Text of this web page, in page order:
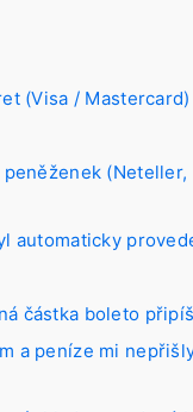
(Visa / Mastercard)
(Neteller,
automaticky
částka boleto
a peníze mi